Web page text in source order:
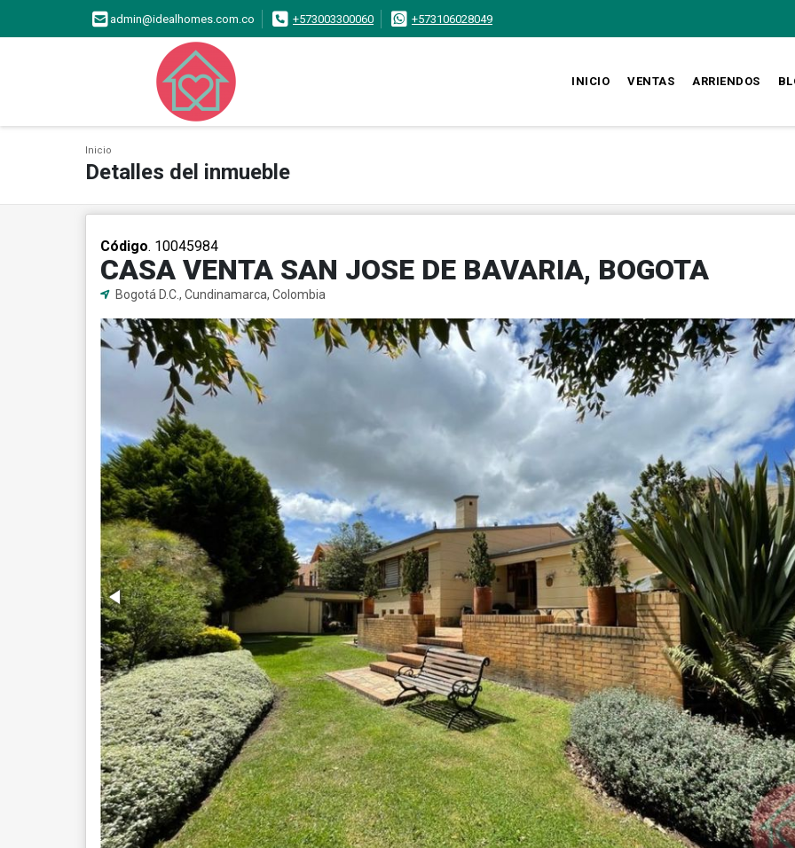
admin@idealhomes.com.co +573003300060 +573106028049
INICIO VENTAS ARRIENDOS
Inicio
Detalles del inmueble
Código. 10045984
CASA VENTA SAN JOSE DE BAVARIA, BOGOTA
Bogotá D.C., Cundinamarca, Colombia